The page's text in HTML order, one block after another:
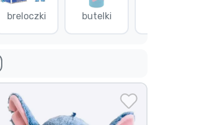
breloczki butelki